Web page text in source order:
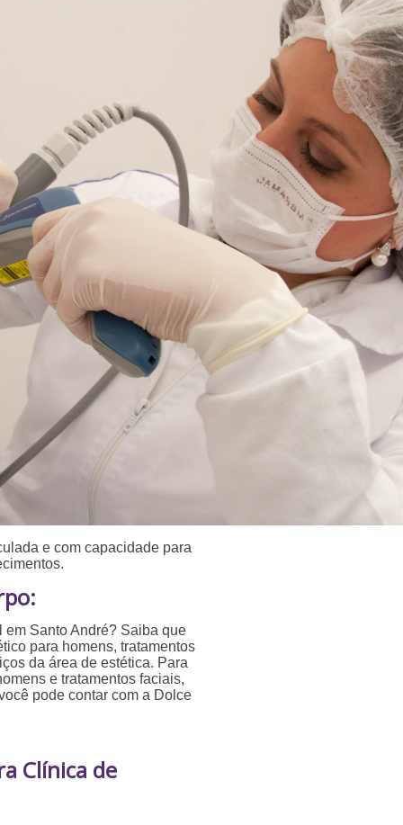
e com capacidade para
em Santo André? Saiba que
para homens, tratamentos
da área de estética. Para
e tratamentos faciais,
pode contar com a Dolce
Clínica de